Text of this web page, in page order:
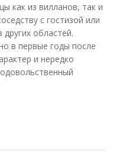
как из вилланов, так и
с гостизой или
областей.
в первые годы после
и нередко